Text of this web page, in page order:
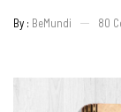
By : BeMundi 80